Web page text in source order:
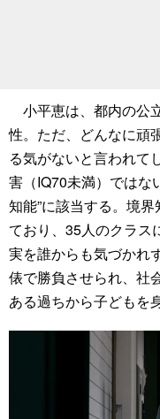
小平恵は、都内の公
性。ただ、どんなに頑
る気がないと言われて
害（IQ70未満）ではな
知能”に該当する。境
ており、35人のクラス
実を誰からも気づかれ
俵で勝負させられ、社
ある過ちから子どもを